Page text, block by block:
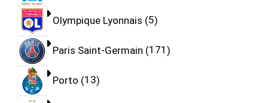
Olympique Lyonnais 5
Paris Saint-Germain 171
Porto 13